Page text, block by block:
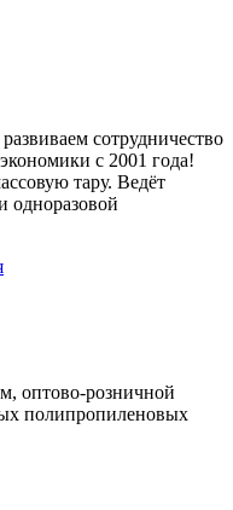
сотрудничество
с 2001 года!
тару. Ведёт
одноразовой
оптово-розничной
полипропиленовых